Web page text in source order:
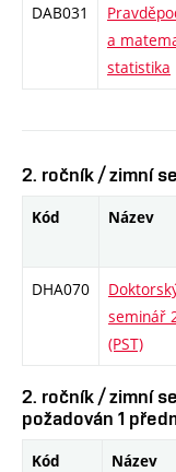
DAB031
a
statistika
2. ročník / zimní
Kód Název
DHA070
seminář
(PST)
2. ročník / zimní
požadován 1
Kód Název